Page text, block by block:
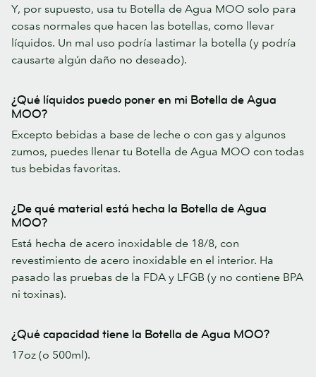
Y, por supuesto, usa tu Botella de Agua MOO solo para
cosas normales que hacen las botellas, como llevar
líquidos. Un mal uso podría lastimar la botella (y podría
causarte algún daño no deseado).
¿Qué líquidos puedo poner en mi Botella de Agua
MOO?
Excepto bebidas a base de leche o con gas y algunos
zumos, puedes llenar tu Botella de Agua MOO con todas
tus bebidas favoritas.
¿De qué material está hecha la Botella de Agua
MOO?
Está hecha de acero inoxidable de 18/8, con
revestimiento de acero inoxidable en el interior. Ha
pasado las pruebas de la FDA y LFGB (y no contiene BPA
ni toxinas).
¿Qué capacidad tiene la Botella de Agua MOO?
17oz (o 500ml).